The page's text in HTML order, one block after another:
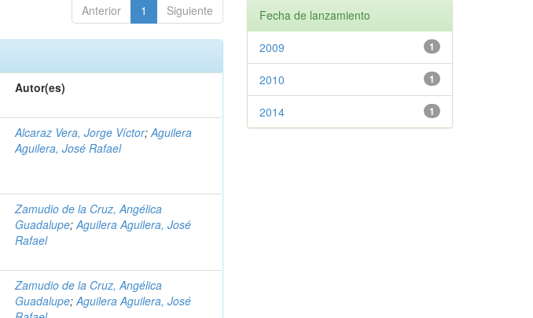
Anterior 1 Siguiente
Autor(es)
Alcaraz Vera, Jorge Víctor;Aguilera
Aguilera, José Rafael
Zamudio de la Cruz, Angélica
Guadalupe;Aguilera Aguilera, José
Rafael
Zamudio de la Cruz, Angélica
Guadalupe;Aguilera Aguilera, José
Fecha de lanzamiento
1
2009
1
2010
1
2014